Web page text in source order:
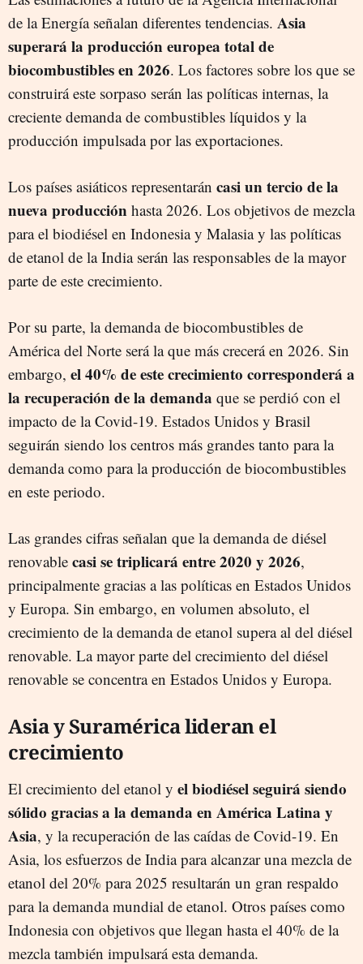
de la Energía señalan diferentes tendencias. Asia
superará la producción europea total de
biocombustibles en 2026. Los factores sobre los que se
construirá este sorpaso serán las políticas internas, la
creciente demanda de combustibles líquidos y la
producción impulsada por las exportaciones.
Los países asiáticos representarán casi un tercio de la
nueva producción hasta 2026. Los objetivos de mezcla
para el biodiésel en Indonesia y Malasia y las políticas
de etanol de la India serán las responsables de la mayor
parte de este crecimiento.
Por su parte, la demanda de biocombustibles de
América del Norte será la que más crecerá en 2026. Sin
embargo, el 40% de este crecimiento corresponderá a
la recuperación de la demanda que se perdió con el
impacto de la Covid-19. Estados Unidos y Brasil
seguirán siendo los centros más grandes tanto para la
demanda como para la producción de biocombustibles
en este periodo.
Las grandes cifras señalan que la demanda de diésel
renovable casi se triplicará entre 2020 y 2026,
principalmente gracias a las políticas en Estados Unidos
y Europa. Sin embargo, en volumen absoluto, el
crecimiento de la demanda de etanol supera al del diésel
renovable. La mayor parte del crecimiento del diésel
renovable se concentra en Estados Unidos y Europa.
Asia y Suramérica lideran el
crecimiento
El crecimiento del etanol y el biodiésel seguirá siendo
sólido gracias a la demanda en América Latina y
Asia, y la recuperación de las caídas de Covid-19. En
Asia, los esfuerzos de India para alcanzar una mezcla de
etanol del 20% para 2025 resultarán un gran respaldo
para la demanda mundial de etanol. Otros países como
Indonesia con objetivos que llegan hasta el 40% de la
mezcla también impulsará esta demanda.